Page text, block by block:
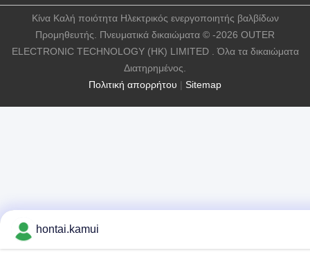
Πολιτική απορρήτου | Sitemap
Κίνα Καλή ποιότητα Ηλεκτρικός ενεργοποιητής βαλβίδων
Προμηθευτής. Πνευματικά δικαιώματα © -2026 OUTER
ELECTRONIC TECHNOLOGY (HK) LIMITED . Όλα τα δικαιώματα
Διατηρημένος.
hontai.kamui